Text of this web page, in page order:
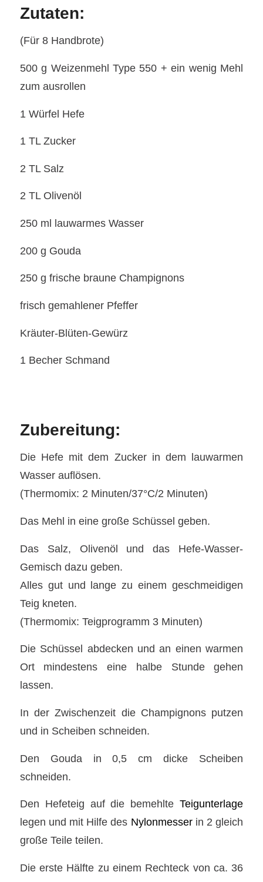
Zutaten:
(Für 8 Handbrote)
500 g Weizenmehl Type 550 + ein wenig Mehl
zum ausrollen
1 Würfel Hefe
1 TL Zucker
2 TL Salz
2 TL Olivenöl
250 ml lauwarmes Wasser
200 g Gouda
250 g frische braune Champignons
frisch gemahlener Pfeffer
Kräuter-Blüten-Gewürz
1 Becher Schmand
Zubereitung:
Die Hefe mit dem Zucker in dem lauwarmen
Wasser auflösen.
(Thermomix: 2 Minuten/37°C/2 Minuten)
Das Mehl in eine große Schüssel geben.
Das Salz, Olivenöl und das Hefe-Wasser-
Gemisch dazu geben.
Alles gut und lange zu einem geschmeidigen
Teig kneten.
(Thermomix: Teigprogramm 3 Minuten)
Die Schüssel abdecken und an einen warmen
Ort mindestens eine halbe Stunde gehen
lassen.
In der Zwischenzeit die Champignons putzen
und in Scheiben schneiden.
Den Gouda in 0,5 cm dicke Scheiben
schneiden.
Den Hefeteig auf die bemehlteTeigunterlage
legen und mit Hilfe des Nylonmesser in 2 gleich
große Teile teilen.
Die erste Hälfte zu einem Rechteck von ca. 36